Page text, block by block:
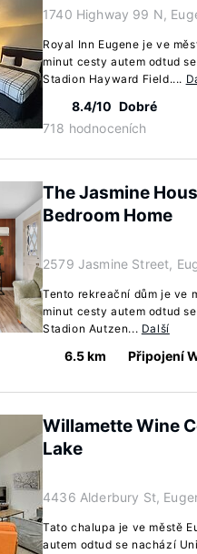
1740 Highway 99 N,
Royal Inn Eugene je ve
minut cesty autem odtud
Stadion Hayward Field....
8.4/10 Dobré
718 hodnoceních
The Jasmine
Bedroom Home
2579 Jasmine Street,
Tento rekreační dům je ve
minut cesty autem odtud
Stadion Autzen... Další
6.5 km Připojení
Willamette Wine
Lake
4436 Alderbury St,
Tato chalupa je ve městě
autem odtud se nachází